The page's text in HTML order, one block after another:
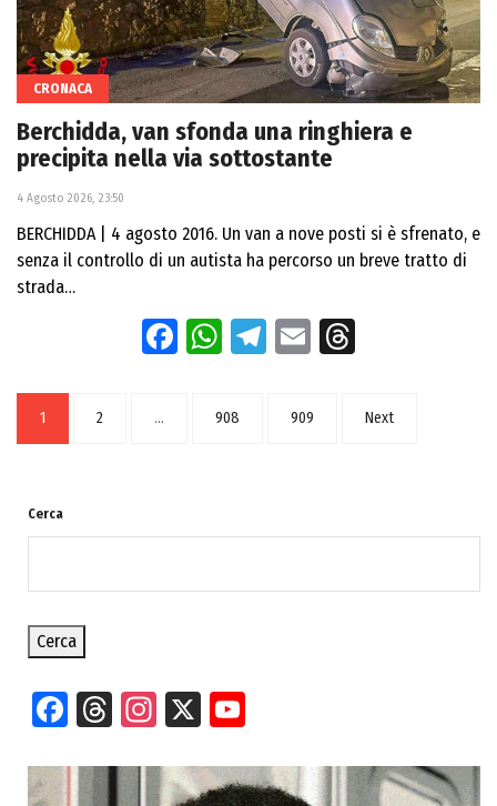
CRONACA
Berchidda, van sfonda una ringhiera e
precipita nella via sottostante
4 Agosto 2026, 23:50
BERCHIDDA | 4 agosto 2016. Un van a nove posti si è sfrenato, e
senza il controllo di un autista ha percorso un breve tratto di
strada…
Facebook
WhatsApp
Telegram
Email
1 2 … 908 909 Next
Cerca
Cerca
Facebook
Threads
Instagram
X